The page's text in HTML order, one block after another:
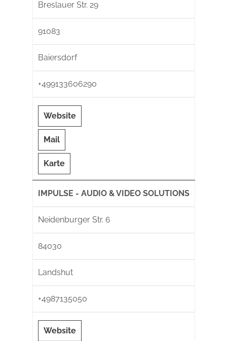
Breslauer Str. 29
91083
Baiersdorf
+499133606290
Website
Mail
Karte
IMPULSE - AUDIO & VIDEO SOLUTIONS
Neidenburger Str. 6
84030
Landshut
+4987135050
Website